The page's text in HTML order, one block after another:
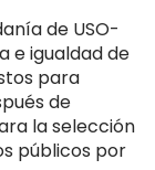
de USO-
e igualdad de
para
de
la selección
públicos por